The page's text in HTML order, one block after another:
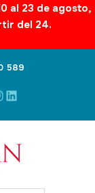
al 23 de agosto,
del 24.
589